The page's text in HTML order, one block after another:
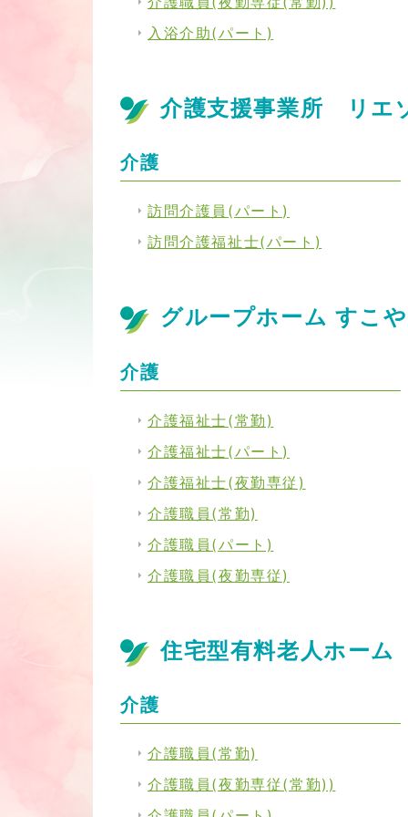
入浴介助(パート)
介護支援事業所 リエ
介護
訪問介護員(パート)
訪問介護福祉士(パート)
グループホーム すこ
介護
介護福祉士(常勤)
介護福祉士(パート)
介護福祉士(夜勤専従)
介護職員(常勤)
介護職員(パート)
介護職員(夜勤専従)
住宅型有料老人ホー
介護
介護職員(常勤)
介護職員(夜勤専従(常勤))